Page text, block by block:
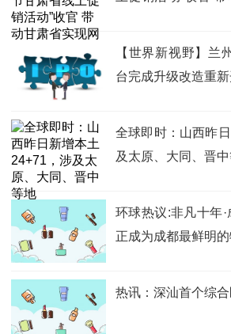
【世界新视野】兰
台完成升级改造重
全球即时：山西昨
及太原、大同、晋
环球热议:非凡十年
正成为成都最鲜明
热讯：深汕首个综